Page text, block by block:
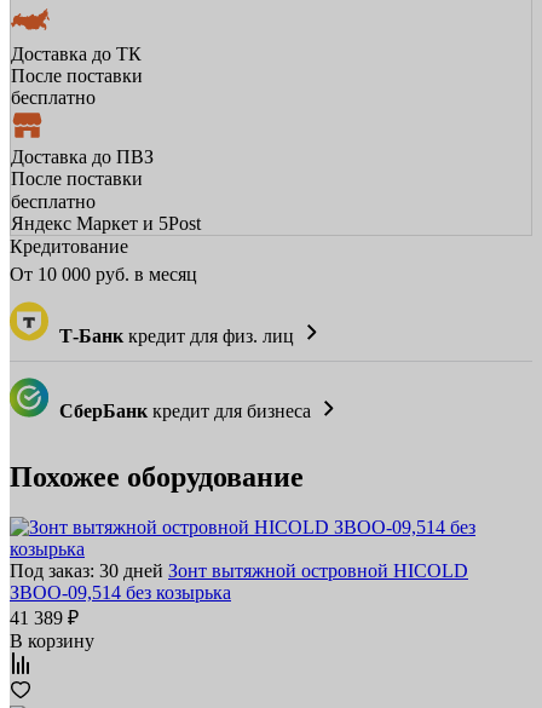
Доставка до ТК
После поставки
бесплатно
Доставка до ПВЗ
После поставки
бесплатно
Яндекс Маркет и 5Post
Кредитование
От 10 000 руб. в месяц
Т-Банк кредит для физ. лиц
СберБанк кредит для бизнеса
Похожее оборудование
Под заказ: 30 дней Зонт вытяжной островной HICOLD
ЗВОО-09,514 без козырька
41 389 ₽
В корзину